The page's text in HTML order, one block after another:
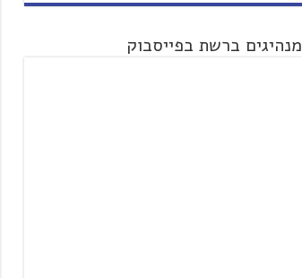
מנהיגים ברשת בפייסבוק